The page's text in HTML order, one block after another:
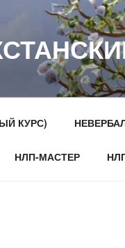
КУРС)
НЛП-МАСТЕР